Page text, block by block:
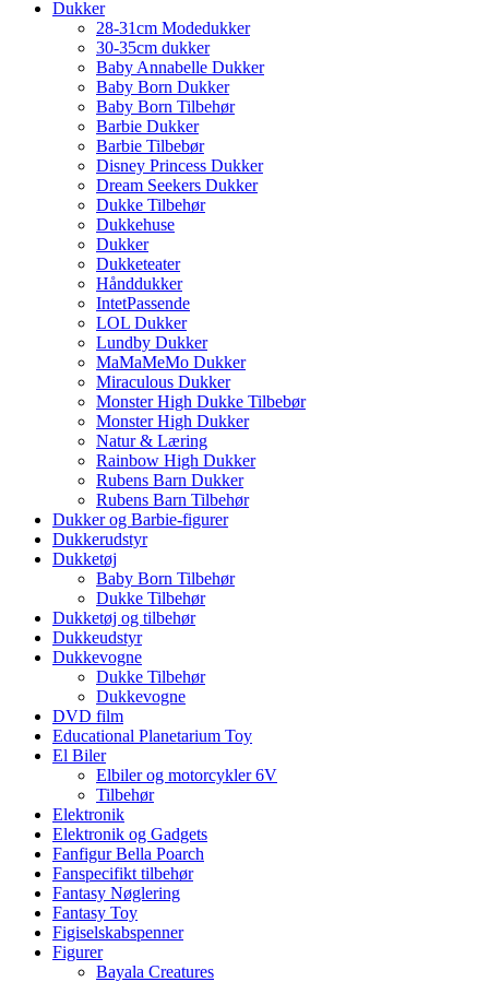
Dukker
28-31cm Modedukker
30-35cm dukker
Baby Annabelle Dukker
Baby Born Dukker
Baby Born Tilbehør
Barbie Dukker
Barbie Tilbebør
Disney Princess Dukker
Dream Seekers Dukker
Dukke Tilbehør
Dukkehuse
Dukker
Dukketeater
Hånddukker
IntetPassende
LOL Dukker
Lundby Dukker
MaMaMeMo Dukker
Miraculous Dukker
Monster High Dukke Tilbebør
Monster High Dukker
Natur & Læring
Rainbow High Dukker
Rubens Barn Dukker
Rubens Barn Tilbehør
Dukker og Barbie-figurer
Dukkerudstyr
Dukketøj
Baby Born Tilbehør
Dukke Tilbehør
Dukketøj og tilbehør
Dukkeudstyr
Dukkevogne
Dukke Tilbehør
Dukkevogne
DVD film
Educational Planetarium Toy
El Biler
Elbiler og motorcykler 6V
Tilbehør
Elektronik
Elektronik og Gadgets
Fanfigur Bella Poarch
Fanspecifikt tilbehør
Fantasy Nøglering
Fantasy Toy
Figiselskabspenner
Figurer
Bayala Creatures